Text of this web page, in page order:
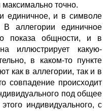
максимально точно.
единичное, и в символе
аллегории единичное
показа общности, и в
иллюстрирует какую-
в каком-то пункте
как в аллегории, так и в
совпадение происходит
под общее
индивидуального, с